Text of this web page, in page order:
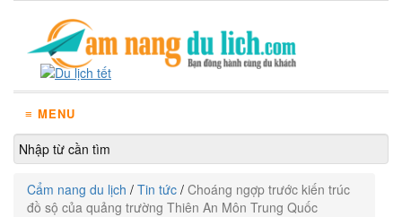
≡ MENU
Cẩm nang du lịch / Tin tức / Choáng ngợp trước kiến trúc
đồ sộ của quảng trường Thiên An Môn Trung Quốc